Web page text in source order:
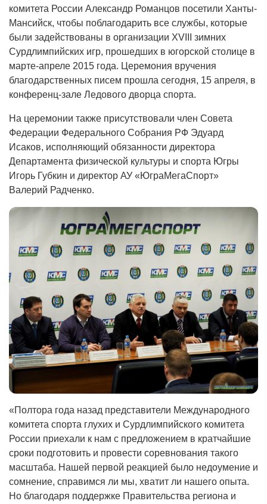
комитета России Александр Романцов посетили Ханты-
Мансийск, чтобы поблагодарить все службы, которые
были задействованы в организации XVIII зимних
Сурдлимпийских игр, прошедших в югорской столице в
марте-апреле 2015 года. Церемония вручения
благодарственных писем прошла сегодня, 15 апреля, в
конференц-зале Ледового дворца спорта.
На церемонии также присутствовали член Совета
Федерации Федерального Собрания РФ Эдуард
Исаков, исполняющий обязанности директора
Департамента физической культуры и спорта Югры
Игорь Губкин и директор АУ «ЮграМегаСпорт»
Валерий Радченко.
«Полтора года назад представители Международного
комитета спорта глухих и Сурдлимпийского комитета
России приехали к нам с предложением в кратчайшие
сроки подготовить и провести соревнования такого
масштаба. Нашей первой реакцией было недоумение и
сомнение, справимся ли мы, хватит ли нашего опыта.
Но благодаря поддержке Правительства региона и